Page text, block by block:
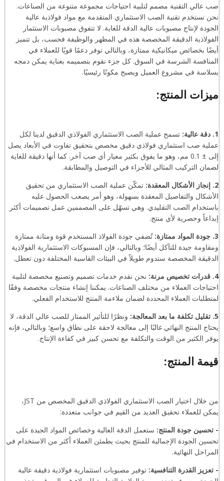
صب عالي التقنية مصمم لتلبية احتياجات مجموعة متنوعة من الصناعات.
نحن نستخدم تقنية الصب الاستثماري المتقدمة مع مواد فولاذية عالية
الجودة لإنتاج مصبوبات عالية الدقة للغاية. لا تتفوق مصبوبات الاستثمار
الفولاذية الدقيقة المخصصة هذه في المظهر والوظيفة فحسب، بل تتميز
أيضًا بخصائص ميكانيكية ممتازة، وبالتالي توفر دعمًا قويًا للعملاء في
المنافسة الشرسة في السوق. كل جزء نقوم بتصميمه بعناية يمكن دمجه
بسلاسة في مشروع العميل ويصبح مكونًا رئيسيًا.
ميزات المنتج:
1. دقة عالية:
تسمح عملية الصب الاستثماري الفولاذي الدقيق لدينا لكل
عملية صب استثماري فولاذي دقيق مخصص بتحقيق تفاوت في الأبعاد يصل
إلى ± 0.1 مم، وهو ما يفوق بكثير معيار أي صب آخر. كما أنها دقيقة للغاية
لضمان التركيب المثالي للأجزاء في التوصيل والمطابقة.
2. إنجاز الأشكال المعقدة:
تمكّن عملية الصب الاستثماري من تحقيق
الأشكال والتفاصيل المعقدة بسهولة، وهو أمر يصعب الحصول عليه
باستخدام الصب التقليدي. وهي تسهّل على المصممين عمل تصميمات أكثر
إبداعاً وحصرية لأي منتج.
3. جودة المواد ممتازة:
تُضفي جودة الفولاذ المستخدم قوة ومتانة ممتازة
ومقاومة جيدة للتآكل أيضًا؛ وبالتالي، فإن المسبوكات الاستثمارية الفولاذية
الدقيقة المخصصة ستدوم طويلاً في البيئات القاسية المختلفة دون تعطل.
4. قدرات تخصيص مرنة:
نحن نقدم خدمات تصميم وتصنيع مخصصة لتلبية
احتياجات العملاء من مختلف الصناعات. يمكننا إنشاء منتجات مخصصة وفقًا
لمتطلبات العملاء المحددة لضمان ملاءمة المنتج للاستخدام الفعلي.
5. تقليل تكلفة ما بعد المعالجة:
ونظرًا للتأثير الممتاز للصب عالي الدقة، لا
يحتاج المنتج النهائي غالبًا إلى معالجة لاحقة على نطاق واسع؛ وبالتالي، فإنه
يوفر الكثير من الوقت والتكلفة مع تحسن كبير في كفاءة الإنتاج.
قيمة المنتج:
من خلال اختيار الصب الاستثماري الفولاذي الدقيق المخصص من JST،
يمكن للعملاء تحقيق العديد من القيم في جوانب متعددة:
- تحسين جودة المنتج: ستعمل الدقة العالية وخصائص المواد الجيدة على
تحسين الجودة الإجمالية للمنتج بحيث يطمئن العملاء أكثر من الاستخدام في
المراحل النهائية.
- تعزيز القدرة التنافسية: توفير مصبوبات استثمارية فولاذية دقيقة عالية